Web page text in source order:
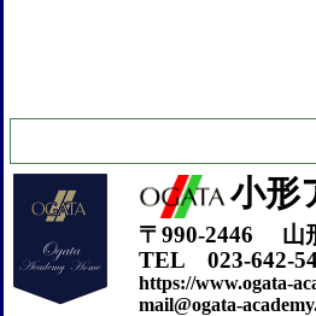
小形
〒990-2446 山
TEL 023-642-
https://www.ogata-
mail@ogata-